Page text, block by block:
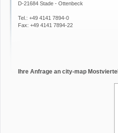
D-21684 Stade - Ottenbeck
Tel.: +49 4141 7894-0
Fax: +49 4141 7894-22
Ihre Anfrage an city-map Mostviertel